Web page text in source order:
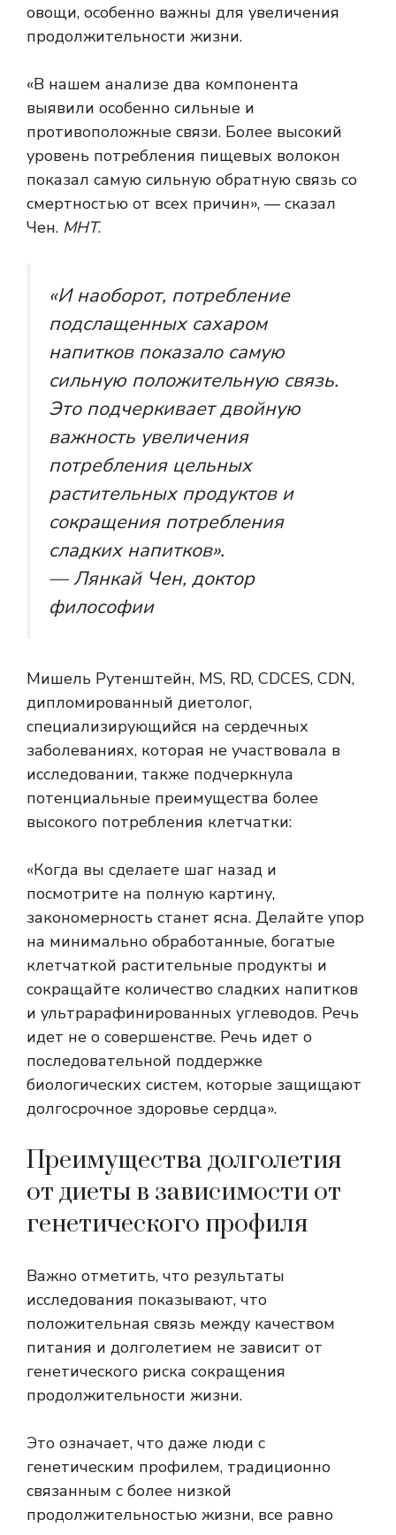
овощи, особенно важны для увеличения
продолжительности жизни.
«В нашем анализе два компонента
выявили особенно сильные и
противоположные связи. Более высокий
уровень потребления пищевых волокон
показал самую сильную обратную связь со
смертностью от всех причин», — сказал
Чен. МНТ.
«И наоборот, потребление
подслащенных сахаром
напитков показало самую
сильную положительную связь.
Это подчеркивает двойную
важность увеличения
потребления цельных
растительных продуктов и
сокращения потребления
сладких напитков».
— Лянкай Чен, доктор
философии
Мишель Рутенштейн, MS, RD, CDCES, CDN,
дипломированный диетолог,
специализирующийся на сердечных
заболеваниях, которая не участвовала в
исследовании, также подчеркнула
потенциальные преимущества более
высокого потребления клетчатки:
«Когда вы сделаете шаг назад и
посмотрите на полную картину,
закономерность станет ясна. Делайте упор
на минимально обработанные, богатые
клетчаткой растительные продукты и
сокращайте количество сладких напитков
и ультрарафинированных углеводов. Речь
идет не о совершенстве. Речь идет о
последовательной поддержке
биологических систем, которые защищают
долгосрочное здоровье сердца».
Преимущества долголетия
от диеты в зависимости от
генетического профиля
Важно отметить, что результаты
исследования показывают, что
положительная связь между качеством
питания и долголетием не зависит от
генетического риска сокращения
продолжительности жизни.
Это означает, что даже люди с
генетическим профилем, традиционно
связанным с более низкой
продолжительностью жизни, все равно